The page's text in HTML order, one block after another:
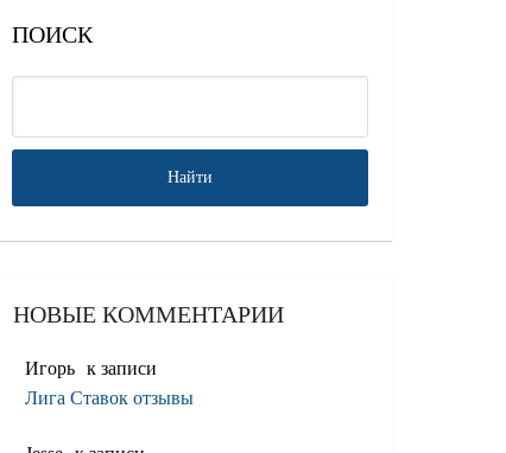
ПОИСК
НОВЫЕ КОММЕНТАРИИ
Игорь к записи
Лига Ставок отзывы